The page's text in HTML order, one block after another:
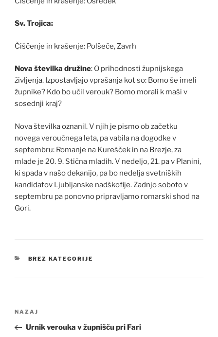
Sv. Trojica:
Čiščenje in krašenje: Polšeče, Zavrh
Nova številka družine: O prihodnosti župnijskega
življenja. Izpostavljajo vprašanja kot so: Bomo še imeli
župnike? Kdo bo učil verouk? Bomo morali k maši v
sosednji kraj?
Nova številka oznanil. V njih je pismo ob začetku
novega veroučnega leta, pa vabila na dogodke v
septembru: Romanje na Kurešček in na Brezje, za
mlade je 20. 9. Stična mladih. V nedeljo, 21. pa v Planini,
ki spada v našo dekanijo, pa bo nedelja svetniških
kandidatov Ljubljanske nadškofije. Zadnjo soboto v
septembru pa ponovno pripravljamo romarski shod na
Gori.
KATEGORIJE
BREZ KATEGORIJE
Prejšnji
prispevek
NAZAJ
Urnik verouka v župnišču pri Fari